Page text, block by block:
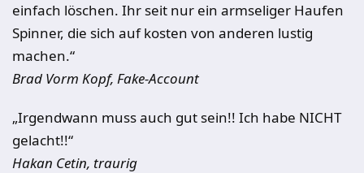
einfach löschen. Ihr seit nur ein armseliger Haufen
Spinner, die sich auf kosten von anderen lustig
machen.“
Brad Vorm Kopf, Fake-Account
„Irgendwann muss auch gut sein!! Ich habe NICHT
gelacht!!“
Hakan Cetin, traurig